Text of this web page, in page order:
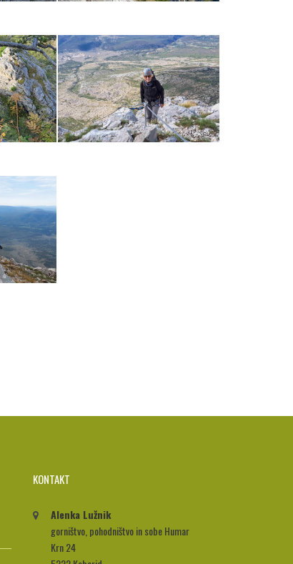
KONTAKT
Alenka Lužnik
gorništvo, pohodništvo in sobe Humar
Krn 24